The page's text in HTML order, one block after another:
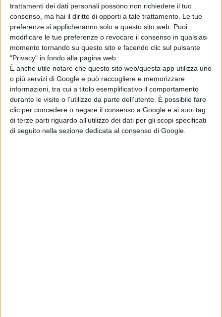
trattamenti dei dati personali possono non richiedere il tuo
consenso, ma hai il diritto di opporti a tale trattamento. Le tue
preferenze si applicheranno solo a questo sito web. Puoi
modificare le tue preferenze o revocare il consenso in qualsiasi
momento tornando su questo sito e facendo clic sul pulsante
"Privacy" in fondo alla pagina web.
È anche utile notare che questo sito web/questa app utilizza uno
o più servizi di Google e può raccogliere e memorizzare
informazioni, tra cui a titolo esemplificativo il comportamento
durante le visite o l’utilizzo da parte dell’utente. È possibile fare
clic per concedere o negare il consenso a Google e ai suoi tag
di terze parti riguardo all’utilizzo dei dati per gli scopi specificati
di seguito nella sezione dedicata al consenso di Google.
pellicole cinematografiche Hollywwodiane,e che invece
continuava a lottare strenuamente per i propri diritti
umani, negati all’interno della nazione che ha sempre
proclamato di essere un esempio mondiale di
democrazia e libertà? Ma Libertà per chi?? Non certo per
i nativi Americani, quasi sterminati dai Conquistatori
Europei che arrivando nel Continente della tartaruga ,
pretesero di dominare e soggiogare oltre 500 Nazioni
che vivevano in armonia con madre terra , paghi dei doni